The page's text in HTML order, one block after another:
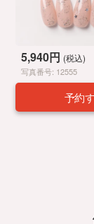
5,940円 (税込)
写真番号: 12555
予約